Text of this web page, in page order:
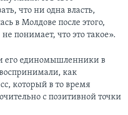
что ни одна власть,
в Молдове после этого,
понимает, что это такое».
его единомышленники в
как
который в то время
с позитивной точки